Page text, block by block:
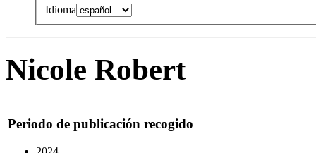
Idioma
Nicole Robert
Periodo de publicación recogido